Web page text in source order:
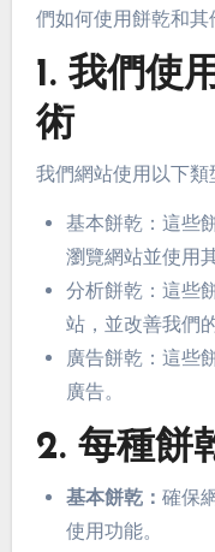
們如何使用餅乾和其
1. 我們使
術
我們網站使用以下類
基本餅乾：這些
瀏覽網站並使用
分析餅乾：這些
站，並改善我們
廣告餅乾：這些
廣告。
2. 每種餅
基本餅乾：確保
使用功能。